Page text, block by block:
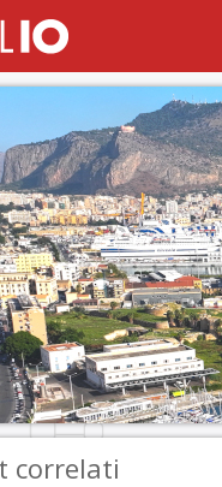
correlati